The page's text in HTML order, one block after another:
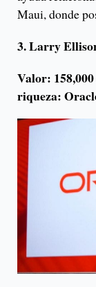
Maui, donde
3. Larry
Valor:
riqueza: